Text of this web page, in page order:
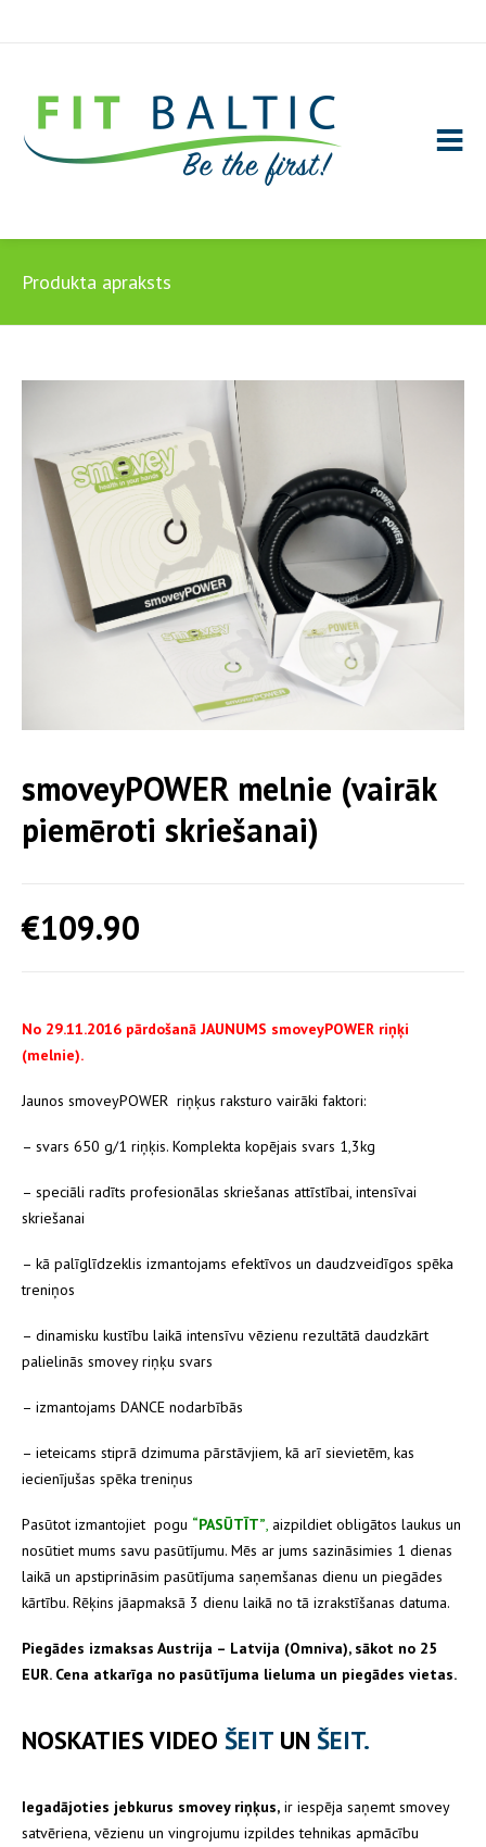
Produkta apraksts
smoveyPOWER melnie (vairāk
piemēroti skriešanai)
€109.90
No 29.11.2016 pārdošanā JAUNUMS smoveyPOWER riņķi
(melnie).
Jaunos smoveyPOWER riņķus raksturo vairāki faktori:
– svars 650 g/1 riņķis. Komplekta kopējais svars 1,3kg
– speciāli radīts profesionālas skriešanas attīstībai, intensīvai
skriešanai
– kā palīglīdzeklis izmantojams efektīvos un daudzveidīgos spēka
treniņos
– dinamisku kustību laikā intensīvu vēzienu rezultātā daudzkārt
palielinās smovey riņķu svars
– izmantojams DANCE nodarbībās
– ieteicams stiprā dzimuma pārstāvjiem, kā arī sievietēm, kas
iecienījušas spēka treniņus
Pasūtot izmantojiet pogu “PASŪTĪT”, aizpildiet obligātos laukus un
nosūtiet mums savu pasūtījumu. Mēs ar jums sazināsimies 1 dienas
laikā un apstiprināsim pasūtījuma saņemšanas dienu un piegādes
kārtību. Rēķins jāapmaksā 3 dienu laikā no tā izrakstīšanas datuma.
Piegādes izmaksas Austrija – Latvija (Omniva), sākot no 25
EUR. Cena atkarīga no pasūtījuma lieluma un piegādes vietas.
NOSKATIES VIDEO ŠEIT UN ŠEIT.
Iegadājoties jebkurus smovey riņķus, ir iespēja saņemt smovey
satvēriena, vēzienu un vingrojumu izpildes tehnikas apmācību